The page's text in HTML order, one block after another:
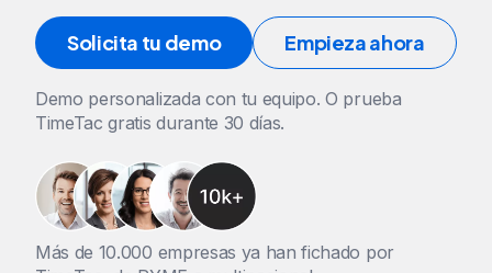
Solicita tu demo Empieza ahora
Demo personalizada con tu equipo. O prueba
TimeTac gratis durante 30 días.
Más de 10.000 empresas ya han fichado por